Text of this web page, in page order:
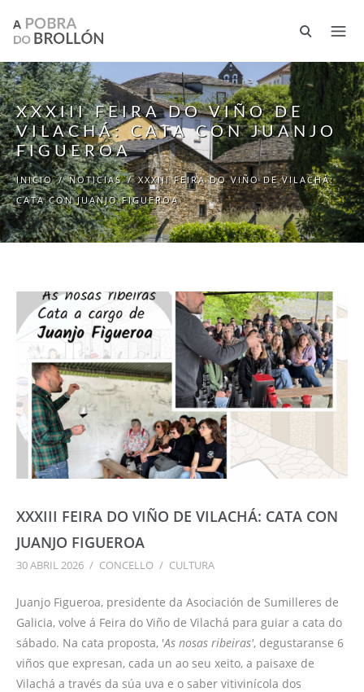
XXXIII FEIRA DO VIÑO DE
VILACHÁ: CATA CON JUANJO
FIGUEROA
INICIO / NOTICIAS / XXXIII FEIRA DO VIÑO DE VILACHÁ:
CATA CON JUANJO FIGUEROA
XXXIII FEIRA DO VIÑO DE VILACHÁ: CATA CON
JUANJO FIGUEROA
30 ABRIL 2026 / CONCELLO / CULTURA
Juanjo Figueroa, presidente da Asociación de Sumilleres de
Galicia, volve á Feira do Viño de Vilachá para guiar a cata do
sábado. Na cata proposta, 'As nosas ribeiras', degustaranse 6
viños que expresan, cada un ao seu xeito, a paisaxe de
Vilachá a través da súa uva e o saber vitivinícola dos